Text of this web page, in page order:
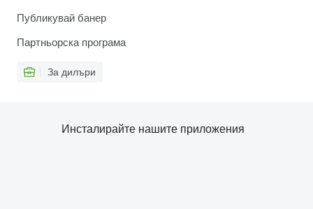
Публикувай банер
Партньорска програма
За дилъри
Инсталирайте нашите приложения